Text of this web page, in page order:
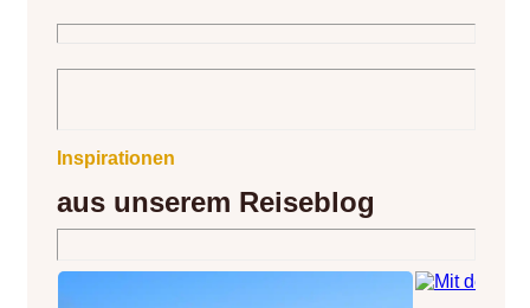
Inspirationen
aus unserem Reiseblog